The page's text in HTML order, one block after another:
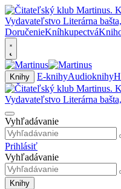
DoručenieKníhkupectvá
Knihy E-knihyAudioknihy
Vyhľadávanie
Prihlásiť
Vyhľadávanie
Knihy